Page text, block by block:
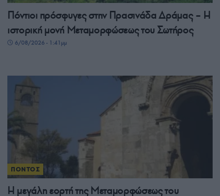
Πόντιοι πρόσφυγες στην Πρασινάδα Δράμας – Η
ιστορική μονή Μεταμορφώσεως του Σωτήρος
6/08/2026 - 1:41μμ
ΠΟΝΤΟΣ
Η μεγάλη εορτή της Μεταμορφώσεως του